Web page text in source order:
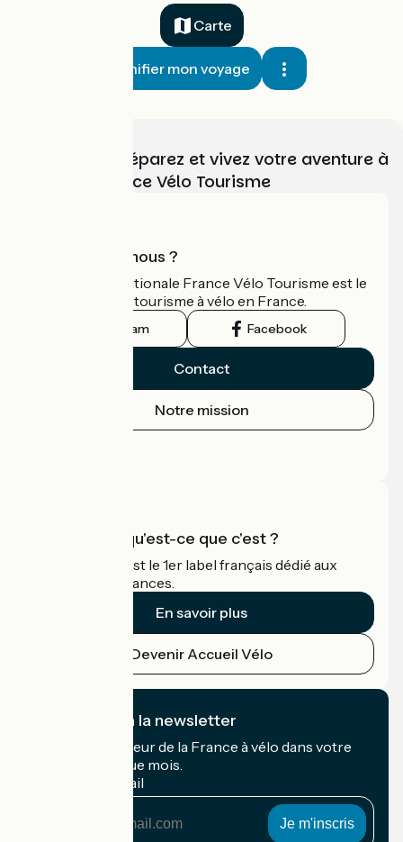
Carte
Planifier mon voyage
Choisissez, préparez et vivez votre aventure à
vélo avec France Vélo Tourisme
Qui sommes-nous ?
L'association nationale France Vélo Tourisme est le
guide officiel du tourisme à vélo en France.
Instagram Facebook
Contact
Notre mission
Accueil Vélo qu'est-ce que c'est ?
Accueil Vélo c'est le 1er label français dédié aux
cyclistes en vacances.
En savoir plus
Devenir Accueil Vélo
Je m'abonne à la newsletter
Recevez le meilleur de la France à vélo dans votre
boîte mail chaque mois.
Mon adresse mail